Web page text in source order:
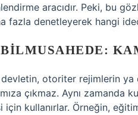
aracıdır. Peki, bu
fazla denetleyerek hangi
devletin, otoriter rejimlerin
çıkmaz. Aynı zamanda
kullanırlar. Örneğin,